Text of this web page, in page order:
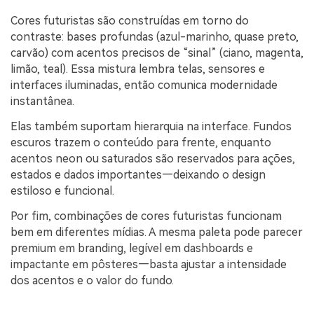
Cores futuristas são construídas em torno do
contraste: bases profundas (azul-marinho, quase preto,
carvão) com acentos precisos de “sinal” (ciano, magenta,
limão, teal). Essa mistura lembra telas, sensores e
interfaces iluminadas, então comunica modernidade
instantânea.
Elas também suportam hierarquia na interface. Fundos
escuros trazem o conteúdo para frente, enquanto
acentos neon ou saturados são reservados para ações,
estados e dados importantes—deixando o design
estiloso e funcional.
Por fim, combinações de cores futuristas funcionam
bem em diferentes mídias. A mesma paleta pode parecer
premium em branding, legível em dashboards e
impactante em pôsteres—basta ajustar a intensidade
dos acentos e o valor do fundo.